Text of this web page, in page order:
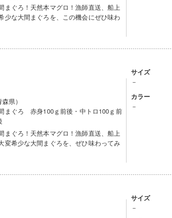
ぐろ！天然本マグロ！漁師直送、船上
少な大間まぐろを、この機会にぜひ味わ
県）
まぐろ 赤身100ｇ前後・中トロ100ｇ前
ぐろ！天然本マグロ！漁師直送、船上
変希少な大間まぐろを、ぜひ味わってみ
サイズ
－
カラー
－
サイズ
－